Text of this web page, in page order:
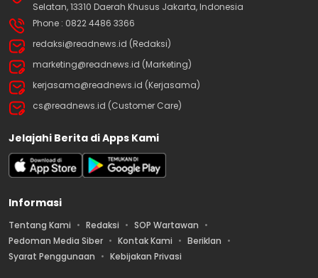
Selatan, 13310 Daerah Khusus Jakarta, Indonesia
Phone : 0822 4486 3366
redaksi@readnews.id (Redaksi)
marketing@readnews.id (Marketing)
kerjasama@readnews.id (Kerjasama)
cs@readnews.id (Customer Care)
Jelajahi Berita di Apps Kami
Informasi
Tentang Kami Redaksi
SOP Wartawan
Pedoman Media Siber
Kontak Kami
Beriklan
Syarat Penggunaan
Kebijakan Privasi